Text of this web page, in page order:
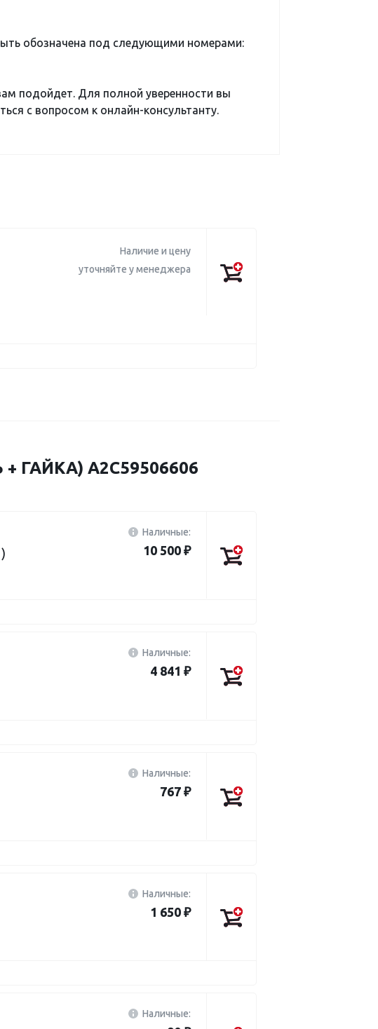
обозначена под следующими номерами:
подойдет. Для полной уверенности вы
с вопросом к онлайн-консультанту.
Наличие и цену
уточняйте у менеджера
A2C59506606
Наличные:
10 500 ₽
Наличные:
4 841 ₽
Наличные:
767 ₽
Наличные:
1 650 ₽
Наличные: